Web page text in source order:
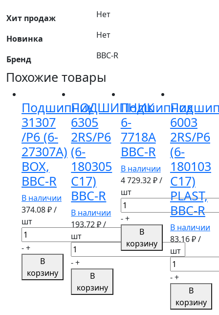
Хит продаж Нет
Новинка Нет
Бренд BBC-R
Похожие товары
Подшипник
31307
/P6 (6-
27307А)
BOX,
BBC-R
В наличии
374.08₽ /
шт
Количество
товара
Подшипник
/P6
-+
В
корзину
ПОДШИПНИК
6305
2RS/P6
(6-
180305
C17)
BBC-R
В наличии
193.72₽ /
шт
Количество
товара
ПОДШИПНИК
2RS/P6
-+
В
корзину
Подшипник
6-
7718A
BBC-R
В наличии
4 729.32₽ /
шт
Количество
товара
Подшипник
7718A
-+
В
корзину
6003
2RS/P6
(6-
180103
С17)
PLAST,
BBC-R
В наличии
83.16₽ /
шт
Количество
товара
Подшипник
2RS/P6
-+
В
корзину